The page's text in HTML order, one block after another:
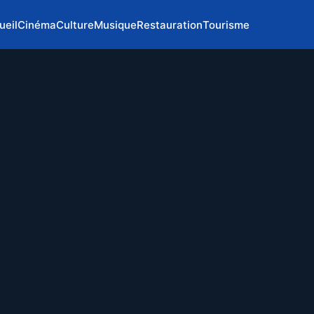
CinémaCultureMusiqueRestaurationTourisme